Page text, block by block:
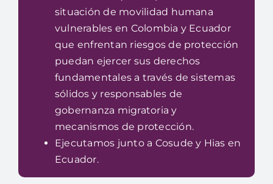
situación de movilidad humana
vulnerables en Colombia y Ecuador
que enfrentan riesgos de protección
puedan ejercer sus derechos
fundamentales a través de sistemas
sólidos y responsables de
gobernanza migratoria y
mecanismos de protección.
Ejecutamos junto a Cosude y Hias en
Ecuador.